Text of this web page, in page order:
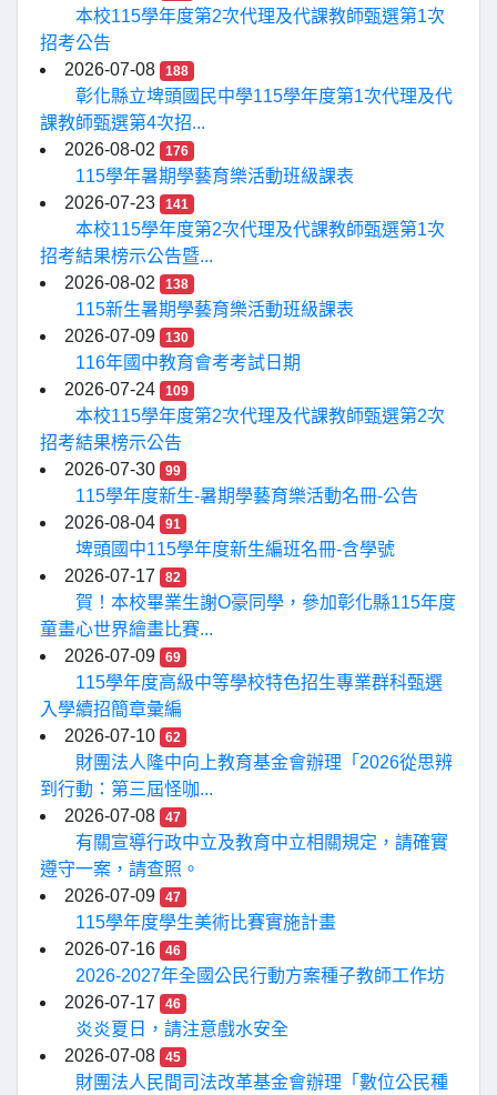
本校115學年度第2次代理及代課教師甄選第1次
招考公告
2026-07-08
188
彰化縣立埤頭國民中學115學年度第1次代理及代
課教師甄選第4次招...
2026-08-02
176
115學年暑期學藝育樂活動班級課表
2026-07-23
141
本校115學年度第2次代理及代課教師甄選第1次
招考結果榜示公告暨...
2026-08-02
138
115新生暑期學藝育樂活動班級課表
2026-07-09
130
116年國中教育會考考試日期
2026-07-24
109
本校115學年度第2次代理及代課教師甄選第2次
招考結果榜示公告
2026-07-30
99
115學年度新生-暑期學藝育樂活動名冊-公告
2026-08-04
91
埤頭國中115學年度新生編班名冊-含學號
2026-07-17
82
賀！本校畢業生謝O豪同學，參加彰化縣115年度
童畫心世界繪畫比賽...
2026-07-09
69
115學年度高級中等學校特色招生專業群科甄選
入學續招簡章彙編
2026-07-10
62
財團法人隆中向上教育基金會辦理「2026從思辨
到行動：第三屆怪咖...
2026-07-08
47
有關宣導行政中立及教育中立相關規定，請確實
遵守一案，請查照。
2026-07-09
47
115學年度學生美術比賽實施計畫
2026-07-16
46
2026-2027年全國公民行動方案種子教師工作坊
2026-07-17
46
炎炎夏日，請注意戲水安全
2026-07-08
45
財團法人民間司法改革基金會辦理「數位公民種